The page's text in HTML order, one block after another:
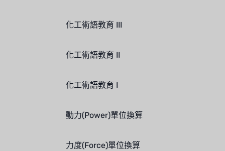
化工術語教育 III
化工術語教育 II
化工術語教育 I
動力(Power)單位換算
力度(Force)單位換算